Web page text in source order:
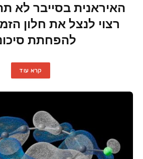
האיראנית בסייבר לא
רצוי לנצל את חלון
להפחתת
קרא עוד